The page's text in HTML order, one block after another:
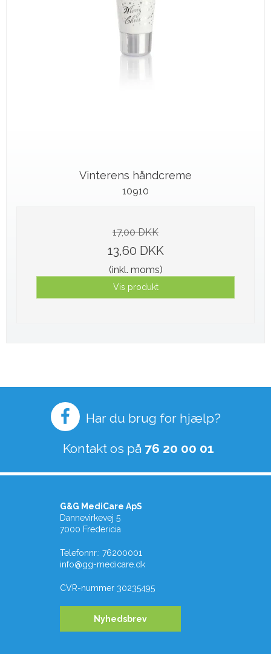
Vinterens håndcreme
10910
17,00 DKK
13,60 DKK
(inkl. moms)
Vis produkt
Har du brug for hjælp?
Kontakt os på 76 20 00 01
G&G MediCare ApS
Dannevirkevej 5
7000 Fredericia
Telefonnr.: 76200001
info@gg-medicare.dk
CVR-nummer 30235495
Nyhedsbrev